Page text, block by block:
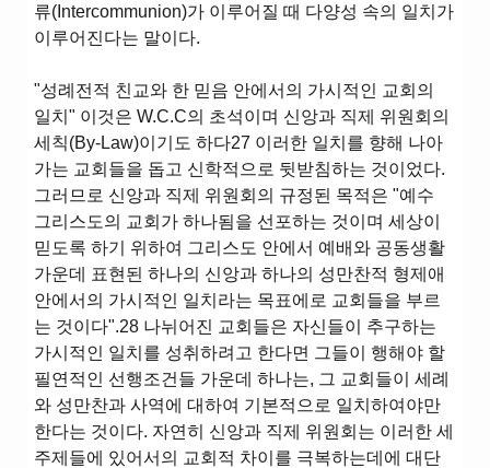
류(Intercommunion)가 이루어질 때 다양성 속의 일치가
이루어진다는 말이다.
"성례전적 친교와 한 믿음 안에서의 가시적인 교회의
일치" 이것은 W.C.C의 초석이며 신앙과 직제 위원회의
세칙(By-Law)이기도 하다27 이러한 일치를 향해 나아
가는 교회들을 돕고 신학적으로 뒷받침하는 것이었다.
그러므로 신앙과 직제 위원회의 규정된 목적은 "예수
그리스도의 교회가 하나됨을 선포하는 것이며 세상이
믿도록 하기 위하여 그리스도 안에서 예배와 공동생활
가운데 표현된 하나의 신앙과 하나의 성만찬적 형제애
안에서의 가시적인 일치라는 목표에로 교회들을 부르
는 것이다".28 나뉘어진 교회들은 자신들이 추구하는
가시적인 일치를 성취하려고 한다면 그들이 행해야 할
필연적인 선행조건들 가운데 하나는, 그 교회들이 세례
와 성만찬과 사역에 대하여 기본적으로 일치하여야만
한다는 것이다. 자연히 신앙과 직제 위원회는 이러한 세
주제들에 있어서의 교회적 차이를 극복하는데에 대단